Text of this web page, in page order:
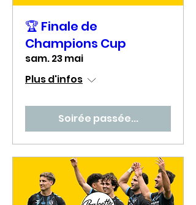
🏆 Finale de
Champions Cup
sam. 23 mai
Plus d'infos
Soirée passée...